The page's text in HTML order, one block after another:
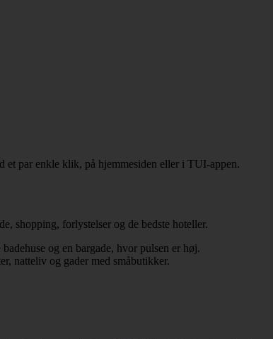
et par enkle klik, på hjemmesiden eller i TUI-appen.
shopping, forlystelser og de bedste hoteller.
og en bargade, hvor pulsen er høj.
natteliv og gader med småbutikker.